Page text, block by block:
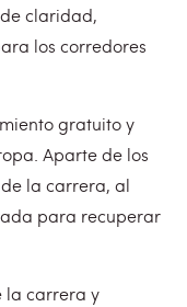
claridad,
los corredores
gratuito y
Aparte de los
la carrera, al
para recuperar
la carrera y